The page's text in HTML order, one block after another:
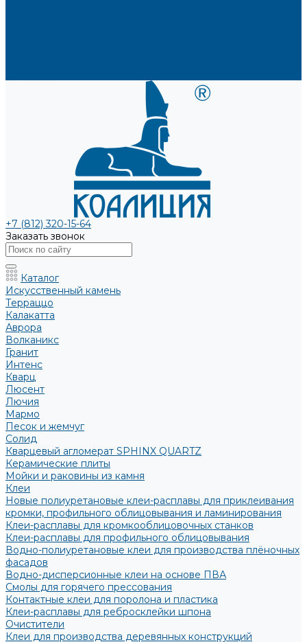
+7 (812) 320-15-64
Заказать звонок
Каталог
Искусственный камень
Терраццо
Калакатта
Аврора
Волканикс
Гранит
Интенс
Кварц
Люсент
Лючия
Мармо
Песок и жемчуг
Солид
Кварцевый агломерат SPHINX QUARTZ
Керамические плиты
Мойки и раковины из камня
Клеи
Новые полиуретановые клеи-расплавы для приклеивания
кромки, профильного облицовывания и ламинирования
Клеи-расплавы для кромкооблицовочных станков
Клеи-расплавы для профильного облицовывания
Водно-полиуретановые клеи для производства плёночных
фасадов
Водно-дисперсионные клеи на основе ПВА
Смолы для горячего прессования
Контактные клеи для поролона и пластика
Клеи-расплавы для ребросклейки шпона
Очистители
Клеи для производства деревянных конструкций